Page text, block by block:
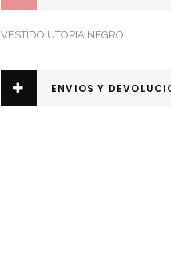
VESTIDO UTOPIA NEGRO
ENVIOS Y